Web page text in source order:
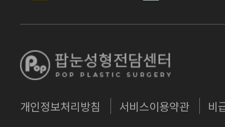
개인정보처리방침 서비스이용약관 비